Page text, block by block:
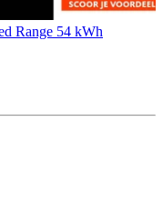
Range 54 kWh